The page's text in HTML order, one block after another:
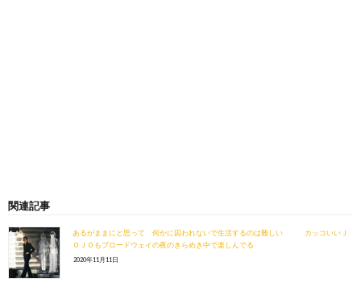
関連記事
あるがままにと思って 何かに囚われないで生活するのは難しい カッコいいＪ
ＯＪＯもブロードウェイの夜のきらめき中で楽しんでる
2020年11月11日